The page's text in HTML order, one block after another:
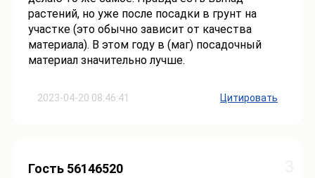
2023-04-20 08:46:41
растений, но уже после посадки в грунт на
участке (это обычно зависит от качества
материала). В этом году в (маг) посадочный
материал значительно лучше.
Цитировать
Гость 56146520